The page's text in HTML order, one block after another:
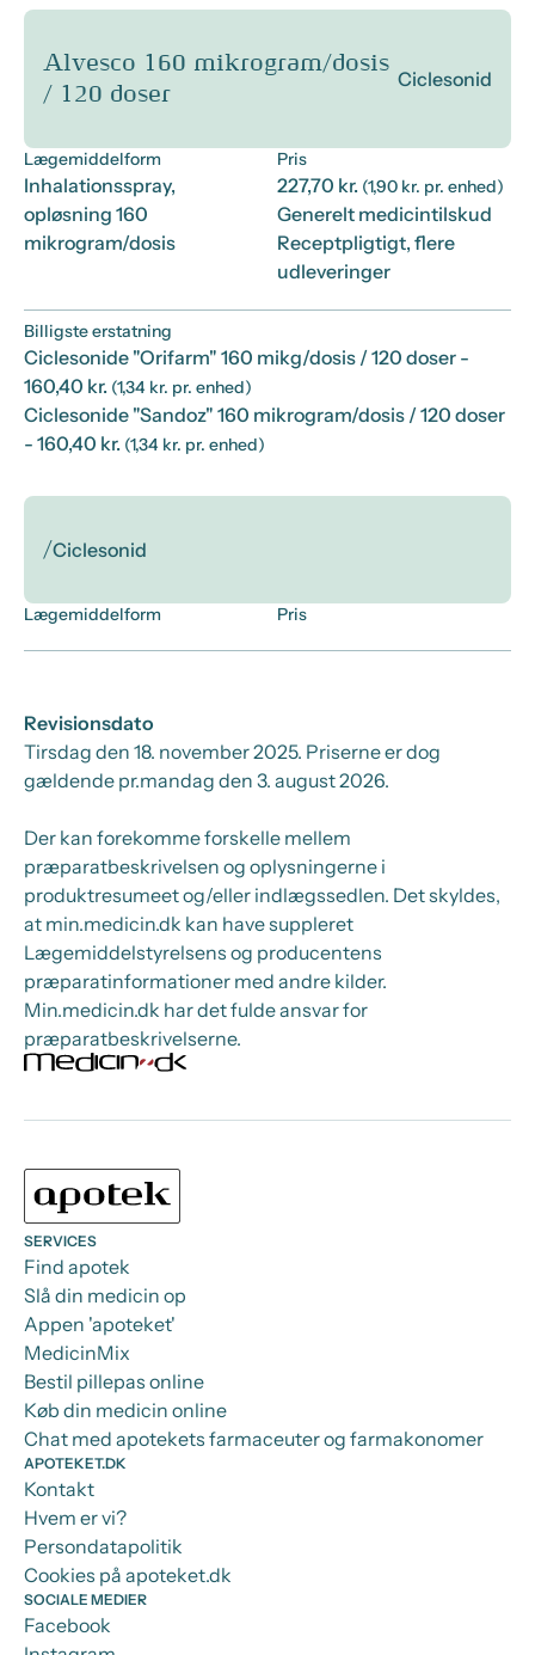
Alvesco 160 mikrogram/dosis
/ 120 doser
Ciclesonid
Lægemiddelform
Inhalationsspray,
opløsning 160
mikrogram/dosis
Pris
227,70 kr. (1,90 kr. pr. enhed)
Generelt medicintilskud
Receptpligtigt, flere
udleveringer
Billigste erstatning
Ciclesonide "Orifarm" 160 mikg/dosis / 120 doser -
160,40 kr. (1,34 kr. pr. enhed)
Ciclesonide "Sandoz" 160 mikrogram/dosis / 120 doser
- 160,40 kr. (1,34 kr. pr. enhed)
/Ciclesonid
Lægemiddelform Pris
Revisionsdato
Tirsdag den 18. november 2025. Priserne er dog
gældende pr.mandag den 3. august 2026.
Der kan forekomme forskelle mellem
præparatbeskrivelsen og oplysningerne i
produktresumeet og/eller indlægssedlen. Det skyldes,
at min.medicin.dk kan have suppleret
Lægemiddelstyrelsens og producentens
præparatinformationer med andre kilder.
Min.medicin.dk har det fulde ansvar for
præparatbeskrivelserne.
SERVICES
Find apotek
Slå din medicin op
Appen 'apoteket'
MedicinMix
Bestil pillepas online
Køb din medicin online
Chat med apotekets farmaceuter og farmakonomer
APOTEKET.DK
Kontakt
Hvem er vi?
Persondatapolitik
Cookies på apoteket.dk
SOCIALE MEDIER
Facebook